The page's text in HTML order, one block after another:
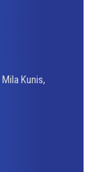
Mila Kunis,